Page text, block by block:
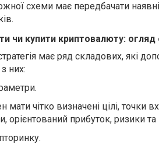
схеми має передбачати
чи купити криптовалюту: огляд
має ряд складових, які
них:
мати чітко визначені цілі, точки
орієнтований прибуток, ризики та